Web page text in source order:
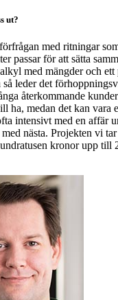
ut?
med ritningar
passar för att sätta
med mängder och
leder det
återkommande
ha, medan det kan vara
intensivt med en affär
nästa. Projekten vi
kronor upp till